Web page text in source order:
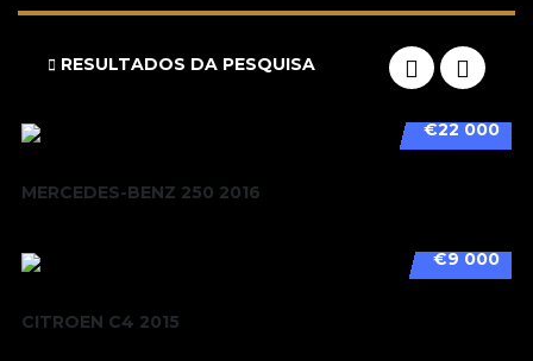
RESULTADOS DA PESQUISA
€22 000
MERCEDES-BENZ 250 2016
€9 000
CITROEN C4 2015